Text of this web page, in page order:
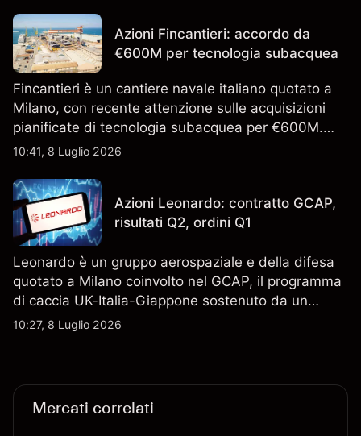
un indicatore affidabile dei risultati futuri.
Azioni Fincantieri: accordo da
€600M per tecnologia subacquea
Fincantieri è un cantiere navale italiano quotato a
Milano, con recente attenzione sulle acquisizioni
pianificate di tecnologia subacquea per €600M.
Scopri i target di prezzo FCT di terze parti e l'analisi
indicatore affidabile dei risultati futuri.
10:41, 8 Luglio 2026
Azioni Leonardo: contratto GCAP,
risultati Q2, ordini Q1
Leonardo è un gruppo aerospaziale e della difesa
quotato a Milano coinvolto nel GCAP, il programma
di caccia UK-Italia-Giappone sostenuto da un
contratto da 4,6 miliardi di sterline. I risultati
10:27, 8 Luglio 2026
Mercati correlati